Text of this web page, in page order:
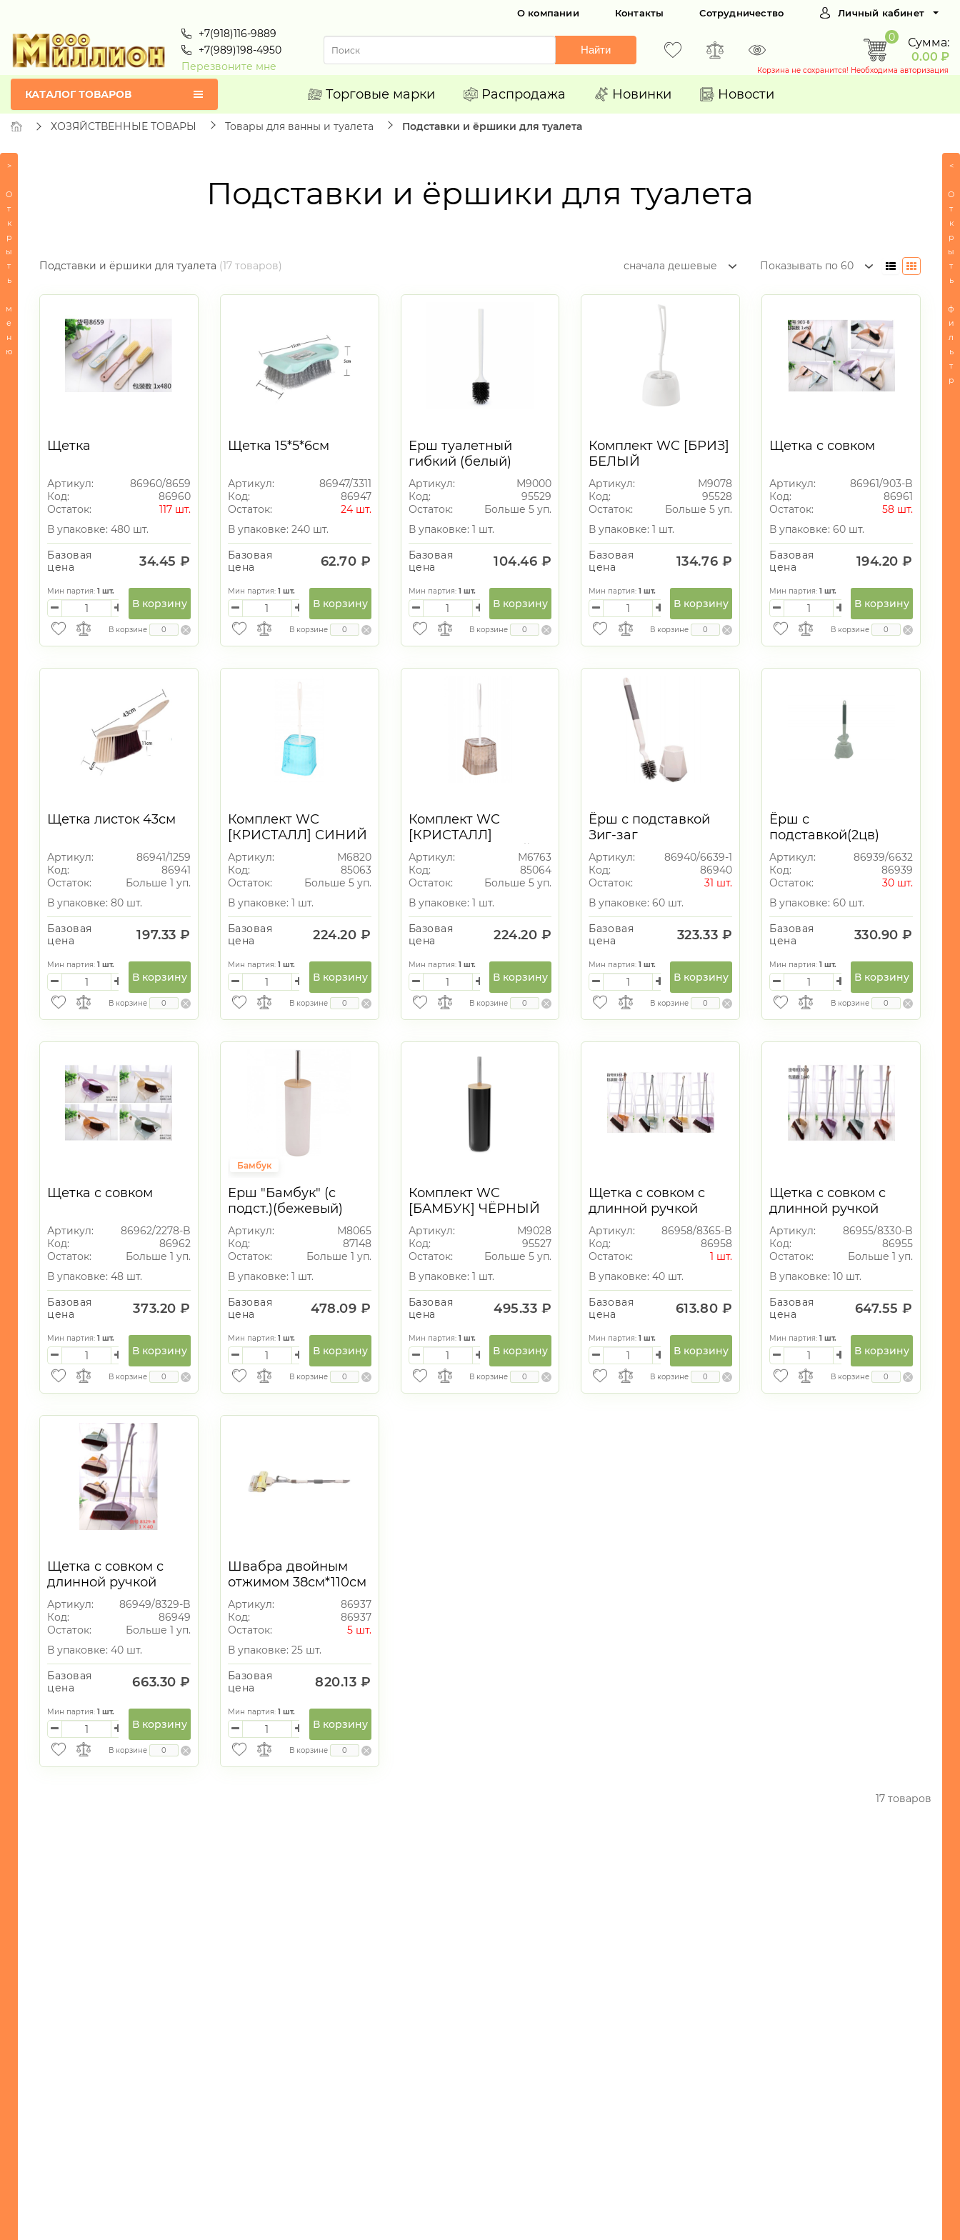
О компании Контакты Сотрудничество Личный кабинет
+7(918)116-9889
+7(989)198-4950
Перезвоните мне
Найти
0
Сумма:
0.00 ₽
Корзина не сохранится! Необходима авторизация
КАТАЛОГ ТОВАРОВ Торговые марки Распродажа Новинки Новости
ХОЗЯЙСТВЕННЫЕ ТОВАРЫ Товары для ванны и туалета Подставки и ёршики для туалета
СЕРТИФИКАТЫ
ПОСУДА
БЫТОВАЯ
ТЕХНИКА
ИГРУШКИ
ИНТЕРЬЕР
ХОЗЯЙСТВЕННЫЕ
ТОВАРЫ
Этажерки
Вешалки/
Табуреты
Элементы
питания
Прищепки,сушилки
Тряпки/
Салфетки/
Перчатки
Зажигалки
Замки
инструментов
Коврики
Противомоскитные
УНИКАЛЬНЫЕ
>
О
т
к
р
ы
т
ь
м
е
н
ю
Подставки и ёршики для туалета
Подставки и ёршики для туалета (17 товаров) сначала дешевые Показывать по 60
Щетка
Артикул:
86960/8659
Код:
86960
Остаток:
117 шт.
В упаковке: 480 шт.
Базовая
цена
34.45 ₽
Мин партия: 1 шт.
В корзину
В корзине
Щетка 15*5*6см
Артикул:
86947/3311
Код:
86947
Остаток:
24 шт.
В упаковке: 240 шт.
Базовая
цена
62.70 ₽
Мин партия: 1 шт.
В корзину
В корзине
Ерш туалетный
гибкий (белый)
(уп.32)
Артикул:
М9000
Код:
95529
Остаток:
Больше 5 уп.
В упаковке: 1 шт.
Базовая
цена
104.46 ₽
Мин партия: 1 шт.
В корзину
В корзине
Комплект WC [БРИЗ]
БЕЛЫЙ
Артикул:
М9078
Код:
95528
Остаток:
Больше 5 уп.
В упаковке: 1 шт.
Базовая
цена
134.76 ₽
Мин партия:1 шт.
В корзину
В корзине
Щетка с совком
Артикул:
86961/903-B
Код:
86961
Остаток:
58 шт.
В упаковке: 60 шт.
Базовая
цена
194.20 ₽
Мин партия:1 шт.
В корзину
В корзине
Щетка листок 43см
Артикул:
86941/1259
Код:
86941
Остаток:
Больше 1 уп.
В упаковке: 80 шт.
Базовая
цена
197.33 ₽
Мин партия: 1 шт.
В корзину
В корзине
Комплект WC
[КРИСТАЛЛ] СИНИЙ
вывод
Артикул:
М6820
Код:
85063
Остаток:
Больше 5 уп.
В упаковке: 1 шт.
Базовая
цена
224.20 ₽
Мин партия: 1 шт.
В корзину
В корзине
Комплект WC
[КРИСТАЛЛ]
ТОНИРОВАННЫЙ
Артикул:
М6763
Код:
85064
Остаток:
Больше 5 уп.
В упаковке: 1 шт.
Базовая
цена
224.20 ₽
Мин партия: 1 шт.
В корзину
В корзине
Ёрш с подставкой
Зиг-заг
Артикул:
86940/6639-1
Код:
86940
Остаток:
31 шт.
В упаковке: 60 шт.
Базовая
цена
323.33 ₽
Мин партия:1 шт.
В корзину
В корзине
Ёрш с
подставкой(2цв)
Артикул:
86939/6632
Код:
86939
Остаток:
30 шт.
В упаковке: 60 шт.
Базовая
цена
330.90 ₽
Мин партия:1 шт.
В корзину
В корзине
Щетка с совком
Артикул:
86962/2278-B
Код:
86962
Остаток:
Больше 1 уп.
В упаковке: 48 шт.
Базовая
цена
373.20 ₽
Мин партия: 1 шт.
В корзину
В корзине
Бамбук
Ерш "Бамбук" (с
подст.)(бежевый)
(уп.20) вывод
Артикул:
М8065
Код:
87148
Остаток:
Больше 1 уп.
В упаковке: 1 шт.
Базовая
цена
478.09 ₽
Мин партия: 1 шт.
В корзину
В корзине
Комплект WC
[БАМБУК] ЧЁРНЫЙ
Артикул:
М9028
Код:
95527
Остаток:
Больше 5 уп.
В упаковке: 1 шт.
Базовая
цена
495.33 ₽
Мин партия: 1 шт.
В корзину
В корзине
Щетка с совком с
длинной ручкой
Артикул:
86958/8365-B
Код:
86958
Остаток:
1 шт.
В упаковке: 40 шт.
Базовая
цена
613.80 ₽
Мин партия:1 шт.
В корзину
В корзине
Щетка с совком с
длинной ручкой
Артикул:
86955/8330-B
Код:
86955
Остаток:
Больше 1 уп.
В упаковке: 10 шт.
Базовая
цена
647.55 ₽
Мин партия:1 шт.
В корзину
В корзине
Щетка с совком с
длинной ручкой
Артикул:
86949/8329-B
Код:
86949
Остаток:
Больше 1 уп.
В упаковке: 40 шт.
Базовая
цена
663.30 ₽
Мин партия: 1 шт.
В корзину
В корзине
Швабра двойным
отжимом 38см*110см
Артикул:
86937
Код:
86937
Остаток:
5 шт.
В упаковке: 25 шт.
Базовая
цена
820.13 ₽
Мин партия: 1 шт.
В корзину
В корзине
17 товаров
<
О
т
к
р
ы
т
ь
ф
и
л
ь
т
р